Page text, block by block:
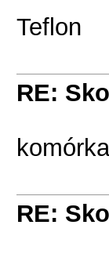
Teflon
RE:
RE: